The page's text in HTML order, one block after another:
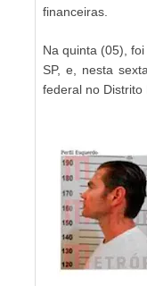
financeiras.
Na quinta (05),
SP, e, nesta
federal no Distrito